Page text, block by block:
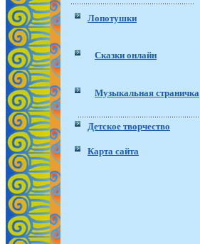
Лопотушки
Сказки онлайн
Музыкальная страничка
Детское творчество
Карта сайта